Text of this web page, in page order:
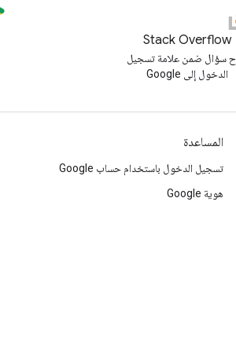
Stack Overflow
سؤال ضمن علامة تسجيل
الدخول إلى Google
المساعدة
تسجيل الدخول باستخدام حساب Google
هوية Google